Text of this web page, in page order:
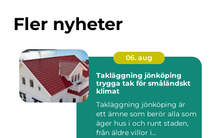
Fler nyheter
06. aug
Takläggning jönköping
trygga tak för småländskt
klimat
Takläggning jönköping är
ett ämne som berör alla som
äger hus i och runt staden,
från äldre villor i...